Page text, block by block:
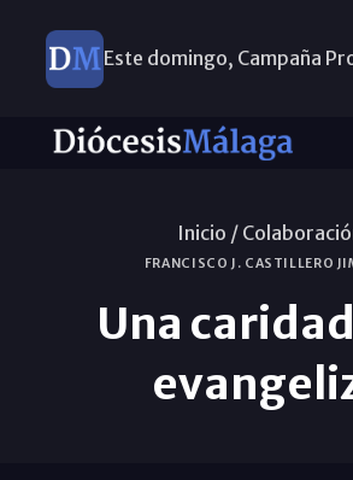
Este domingo, Campaña
Inicio /
FRANCISCO J. CASTILLERO
Una